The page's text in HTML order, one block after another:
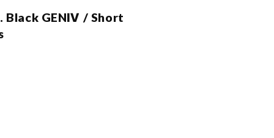
Black GENⅣ / Short